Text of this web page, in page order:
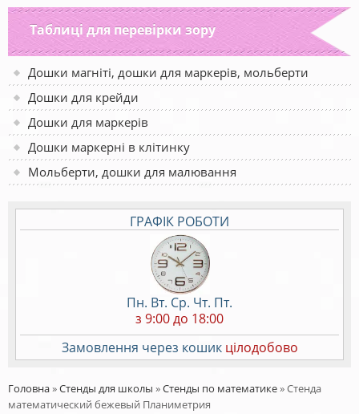
Таблиці для перевірки зору
Дошки магніті, дошки для маркерів, мольберти
Дошки для крейди
Дошки для маркерів
Дошки маркерні в клітинку
Мольберти, дошки для малювання
ГРАФІК РОБОТИ
Пн. Вт. Ср. Чт. Пт.
з 9:00 до 18:00
Замовлення через кошик цілодобово
Головна»Стенды для школы »Стенды по математике»Стенда
математический бежевый Планиметрия